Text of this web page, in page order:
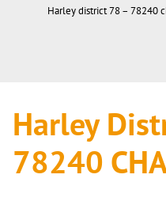
Harley district 78 – 78240
Harley
78240